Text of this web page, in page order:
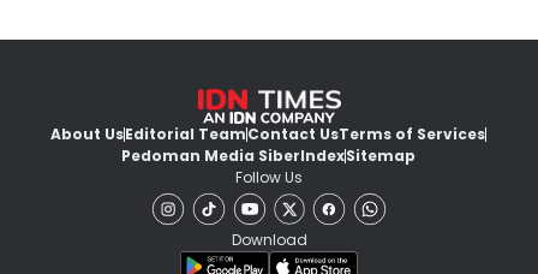
About UsEditorial TeamContact UsTerms of Services
Pedoman Media SiberIndexSitemap
Follow Us
Download